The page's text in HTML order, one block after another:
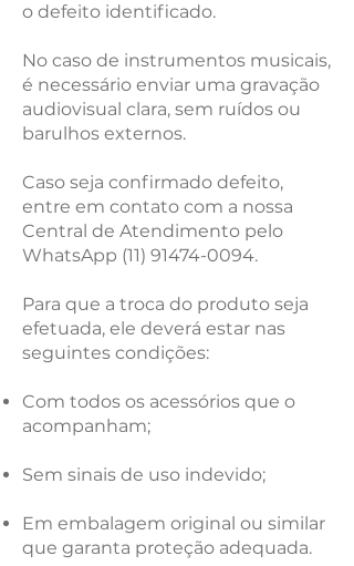
o defeito identificado.
No caso de instrumentos musicais,
é necessário enviar uma gravação
audiovisual clara, sem ruídos ou
barulhos externos.
Caso seja confirmado defeito,
entre em contato com a nossa
Central de Atendimento pelo
WhatsApp (11) 91474-0094.
Para que a troca do produto seja
efetuada, ele deverá estar nas
seguintes condições:
Com todos os acessórios que o
acompanham;
Sem sinais de uso indevido;
Em embalagem original ou similar
que garanta proteção adequada.